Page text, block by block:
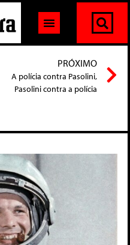
PRÓXIMO
A polícia contra Pasolini,
Pasolini contra a polícia